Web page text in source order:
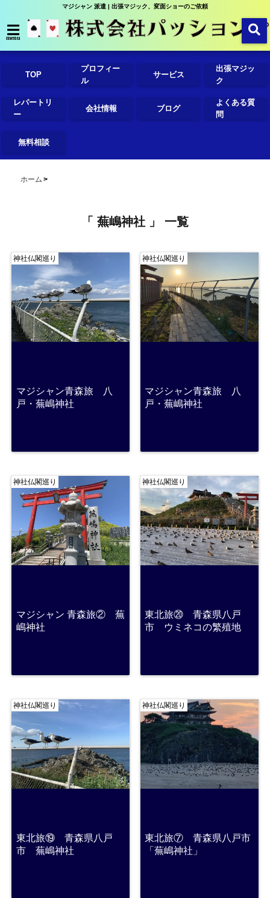
マジシャン 派遣 | 出張マジック、変面ショーのご依頼
menu
TOP
プロフィー
ル
サービス
出張マジッ
ク
レパートリ
ー
会社情報 ブログ
よくある質
問
無料相談
ホーム
「 蕪嶋神社 」 一覧
神社仏閣巡り
マジシャン青森旅 八
戸・蕪嶋神社
神社仏閣巡り
マジシャン青森旅 八
戸・蕪嶋神社
神社仏閣巡り
マジシャン 青森旅② 蕪
嶋神社
神社仏閣巡り
東北旅⑳ 青森県八戸
市 ウミネコの繁殖地
神社仏閣巡り
東北旅⑲ 青森県八戸
市 蕪嶋神社
神社仏閣巡り
東北旅⑦ 青森県八戸市
「蕪嶋神社」